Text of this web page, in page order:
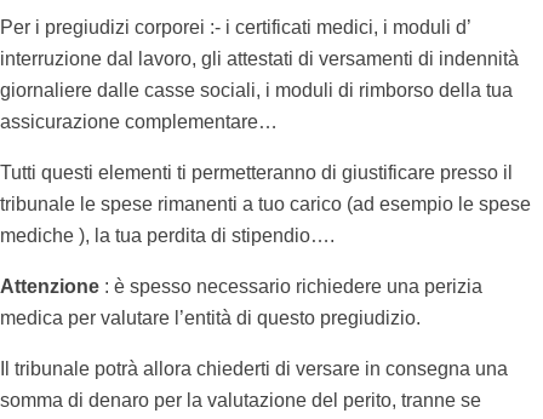
Per i pregiudizi corporei :- i certificati medici, i moduli d’
interruzione dal lavoro, gli attestati di versamenti di indennità
giornaliere dalle casse sociali, i moduli di rimborso della tua
assicurazione complementare…
Tutti questi elementi ti permetteranno di giustificare presso il
tribunale le spese rimanenti a tuo carico (ad esempio le spese
mediche ), la tua perdita di stipendio….
Attenzione : è spesso necessario richiedere una perizia
medica per valutare l’entità di questo pregiudizio.
Il tribunale potrà allora chiederti di versare in consegna una
somma di denaro per la valutazione del perito, tranne se